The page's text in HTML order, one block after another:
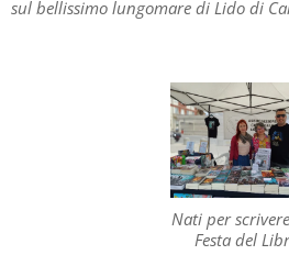
sul bellissimo lungomare di Lido di
Nati per
Festa del